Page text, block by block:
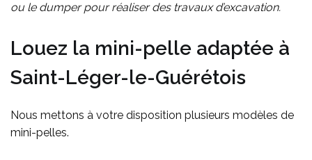
ou le dumper pour réaliser des travaux d’excavation.
Louez la mini-pelle adaptée à
Saint-Léger-le-Guérétois
Nous mettons à votre disposition plusieurs modèles de
mini-pelles.